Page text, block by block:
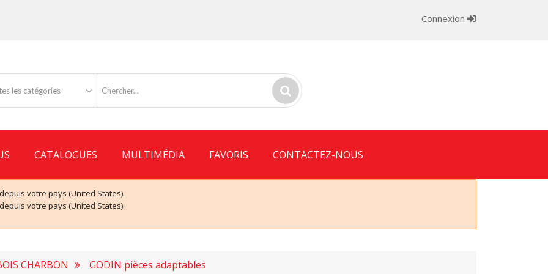
Connexion
les catégories
CATALOGUES MULTIMÉDIA FAVORIS CONTACTEZ-NOUS
votre pays (United States).
votre pays (United States).
CHARBON GODIN pièces adaptables